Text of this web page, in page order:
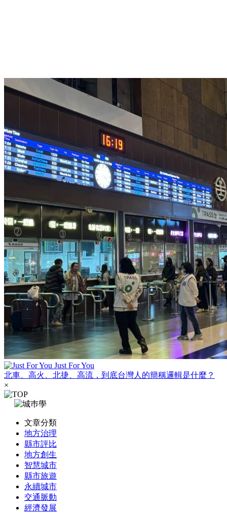
Just For You
北車、高火、北捷、高流，到底台灣人的簡稱邏輯是什麼？
×
文章分類
地方治理
縣市評比
地方創生
智慧城市
縣市旅遊
永續城市
交通脈動
經濟發展